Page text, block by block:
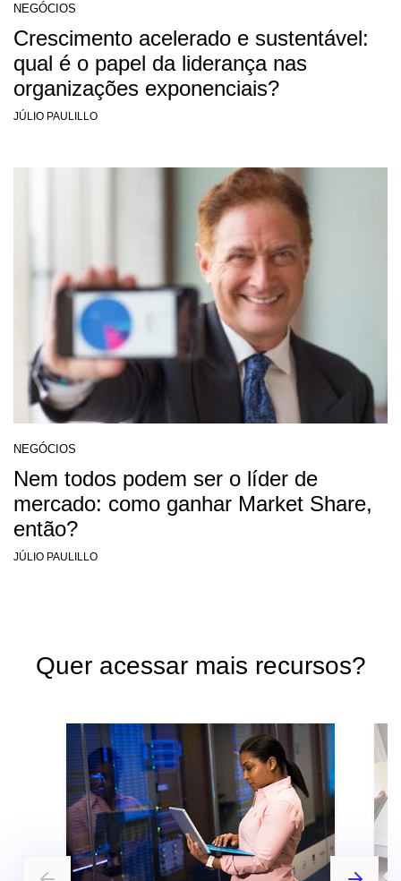
NEGÓCIOS
Crescimento acelerado e sustentável:
qual é o papel da liderança nas
organizações exponenciais?
JÚLIO PAULILLO
NEGÓCIOS
Nem todos podem ser o líder de
mercado: como ganhar Market Share,
então?
JÚLIO PAULILLO
Quer acessar mais recursos?